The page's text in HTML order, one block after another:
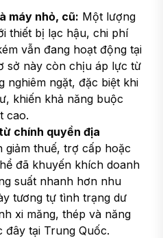
máy nhỏ, cũ: Một lượng
thiết bị lạc hậu, chi phí
vẫn đang hoạt động tại
sở này còn chịu áp lực từ
nghiêm ngặt, đặc biệt khi
khiến khả năng buộc
cao.
chính quyền địa
giảm thuế, trợ cấp hoặc
đã khuyến khích doanh
suất nhanh hơn nhu
tương tự tình trạng dư
xi măng, thép và năng
tại Trung Quốc.